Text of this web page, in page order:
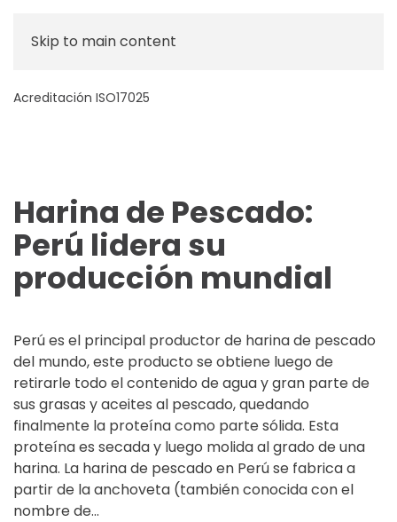
Skip to main content
Acreditación ISO17025
Harina de Pescado:
Perú lidera su
producción mundial
Perú es el principal productor de harina de pescado
del mundo, este producto se obtiene luego de
retirarle todo el contenido de agua y gran parte de
sus grasas y aceites al pescado, quedando
finalmente la proteína como parte sólida. Esta
proteína es secada y luego molida al grado de una
harina. La harina de pescado en Perú se fabrica a
partir de la anchoveta (también conocida con el
nombre de...